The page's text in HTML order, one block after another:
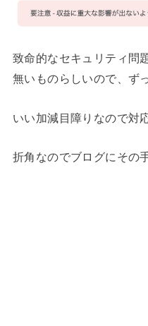
致命的なセキュリティ問
無いものらしいので、ず
いい加減目障りなので対
折角なのでブログにその